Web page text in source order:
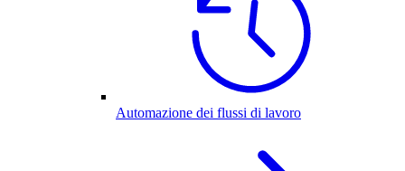
Automazione dei flussi di lavoro